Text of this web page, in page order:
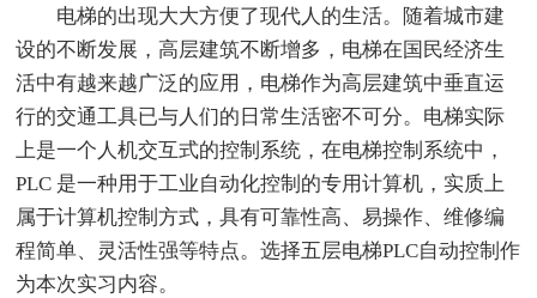
电梯的出现大大方便了现代人的生活。随着城市建
设的不断发展，高层建筑不断增多，电梯在国民经济生
活中有越来越广泛的应用，电梯作为高层建筑中垂直运
行的交通工具已与人们的日常生活密不可分。电梯实际
上是一个人机交互式的控制系统，在电梯控制系统中，
PLC 是一种用于工业自动化控制的专用计算机，实质上
属于计算机控制方式，具有可靠性高、易操作、维修编
程简单、灵活性强等特点。选择五层电梯PLC自动控制作
为本次实习内容。